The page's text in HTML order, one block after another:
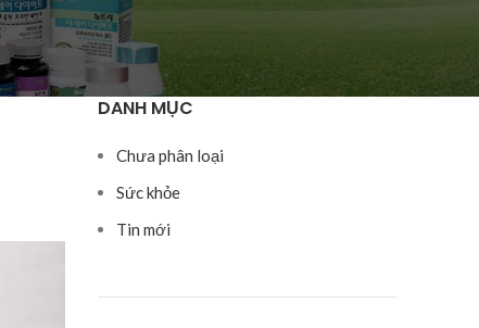
DANH MỤC
Chưa phân loại
Sức khỏe
Tin mới